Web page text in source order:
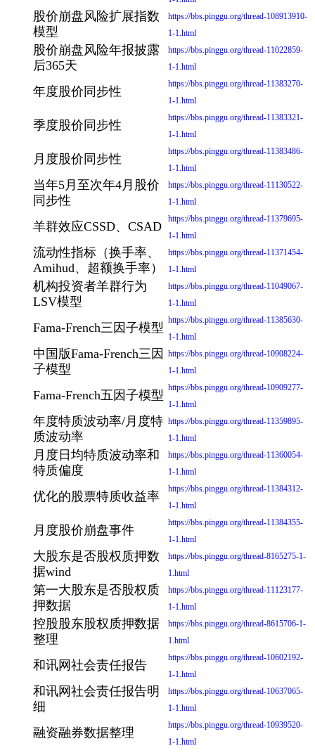
股价崩盘风险扩展指数
模型
https://bbs.pinggu.org/thread-108913910-
1-1.html
股价崩盘风险年报披露
后365天
https://bbs.pinggu.org/thread-11022859-
1-1.html
年度股价同步性
https://bbs.pinggu.org/thread-11383270-
1-1.html
季度股价同步性
https://bbs.pinggu.org/thread-11383321-
1-1.html
月度股价同步性
https://bbs.pinggu.org/thread-11383486-
1-1.html
当年5月至次年4月股价
同步性
https://bbs.pinggu.org/thread-11130522-
1-1.html
羊群效应CSSD、CSAD
https://bbs.pinggu.org/thread-11379695-
1-1.html
流动性指标（换手率、
Amihud、超额换手率）
https://bbs.pinggu.org/thread-11371454-
1-1.html
机构投资者羊群行为
LSV模型
https://bbs.pinggu.org/thread-11049067-
1-1.html
Fama-French三因子模型
https://bbs.pinggu.org/thread-11385630-
1-1.html
中国版Fama-French三因
子模型
https://bbs.pinggu.org/thread-10908224-
1-1.html
Fama-French五因子模型
https://bbs.pinggu.org/thread-10909277-
1-1.html
年度特质波动率/月度特
质波动率
https://bbs.pinggu.org/thread-11359895-
1-1.html
月度日均特质波动率和
特质偏度
https://bbs.pinggu.org/thread-11360054-
1-1.html
优化的股票特质收益率
https://bbs.pinggu.org/thread-11384312-
1-1.html
月度股价崩盘事件
https://bbs.pinggu.org/thread-11384355-
1-1.html
大股东是否股权质押数
据wind
https://bbs.pinggu.org/thread-8165275-1-
1.html
第一大股东是否股权质
押数据
https://bbs.pinggu.org/thread-11123177-
1-1.html
控股股东股权质押数据
整理
https://bbs.pinggu.org/thread-8615706-1-
1.html
和讯网社会责任报告
https://bbs.pinggu.org/thread-10602192-
1-1.html
和讯网社会责任报告明
细
https://bbs.pinggu.org/thread-10637065-
1-1.html
融资融券数据整理
https://bbs.pinggu.org/thread-10939520-
1-1.html